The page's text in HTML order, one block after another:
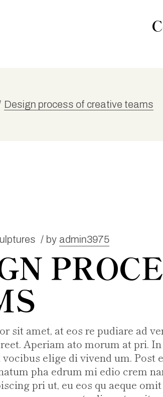
Design process of creative teams
by admin3975
sit amet, at eos re pudiare ad
Aperiam ato morum at pri.
vocibus elige di vivend um.
pha edrum mi edio crem
pri ut, eu eos qu aeque